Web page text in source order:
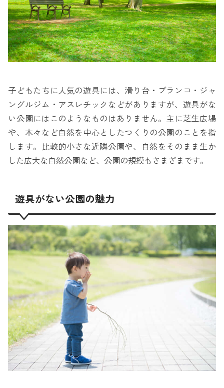
子どもたちに人気の遊具には、滑り台・ブランコ・ジャ
ングルジム・アスレチックなどがありますが、遊具がな
い公園にはこのようなものはありません。主に芝生広場
や、木々など自然を中心としたつくりの公園のことを指
します。比較的小さな近隣公園や、自然をそのまま生か
した広大な自然公園など、公園の規模もさまざまです。
遊具がない公園の魅力